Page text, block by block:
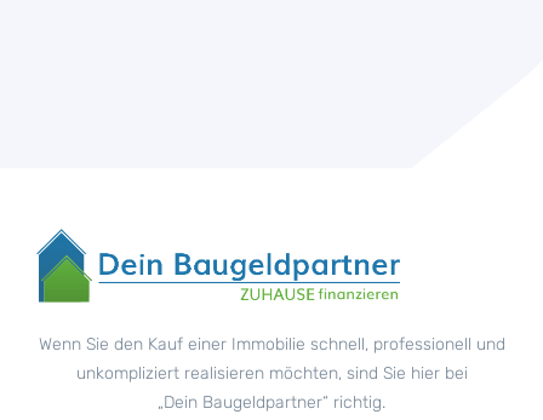
Wenn Sie den Kauf einer Immobilie schnell, professionell und
unkompliziert realisieren möchten, sind Sie hier bei
„Dein Baugeldpartner“ richtig.